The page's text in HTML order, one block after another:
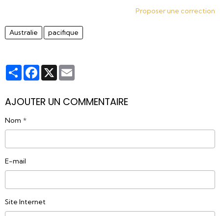
Proposer une correction
Australie pacifique
PartagerFacebook
X
AJOUTER UN COMMENTAIRE
Nom
E-mail
Site Internet